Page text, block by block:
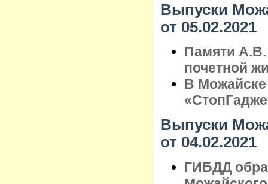
Выпуски
от 05.02.2021
Памяти А.В.
почетной
В
Выпуски
от 04.02.2021
ГИБДД